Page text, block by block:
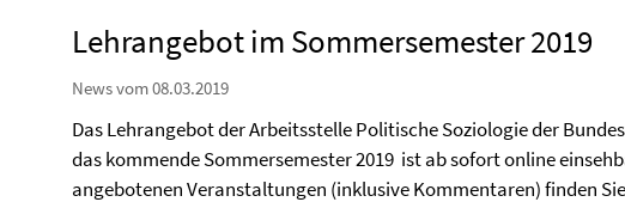
Lehrangebot im Sommersemester 2019
News vom 08.03.2019
Das Lehrangebot der Arbeitsstelle Politische Soziologie der
das kommende Sommersemester 2019 ist ab sofort online
angebotenen Veranstaltungen (inklusive Kommentaren) finden Sie